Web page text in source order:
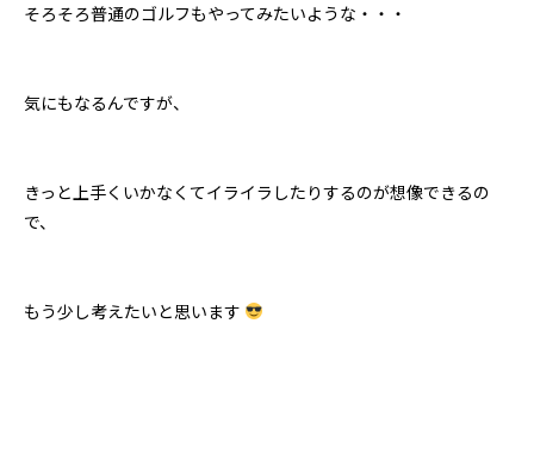
そろそろ普通のゴルフもやってみたいような・・・
気にもなるんですが、
きっと上手くいかなくてイライラしたりするのが想像できるの
で、
もう少し考えたいと思います